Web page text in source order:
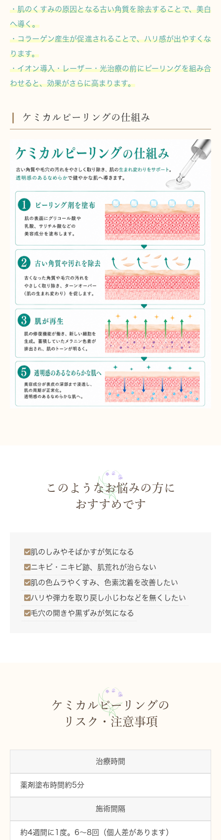
・肌のくすみの原因となる古い角質を除去することで、美白
へ導く。
・コラーゲン産生が促進されることで、ハリ感が出やすくな
ります。
・イオン導入・レーザー・光治療の前にピーリングを組み合
わせると、効果がさらに高まります。
ケミカルピーリングの仕組み
このようなお悩みの方に
おすすめです
肌のしみやそばかすが気になる
ニキビ・ニキビ跡、肌荒れが治らない
肌の色ムラやくすみ、色素沈着を改善したい
ハリや弾力を取り戻し小じわなどを無くしたい
毛穴の開きや黒ずみが気になる
ケミカルピーリングの
リスク・注意事項
治療時間
薬剤塗布時間約5分
施術間隔
約4週間に1度。6～8回（個人差があります）